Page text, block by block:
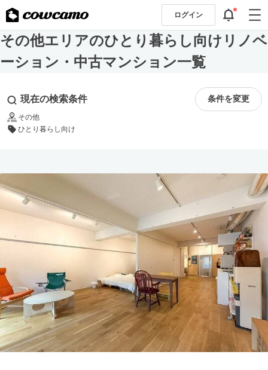
ログイン
その他エリアのひとり暮らし向けリノベ
ーション・中古マンション一覧
現在の検索条件 条件を変更
その他
ひとり暮らし向け